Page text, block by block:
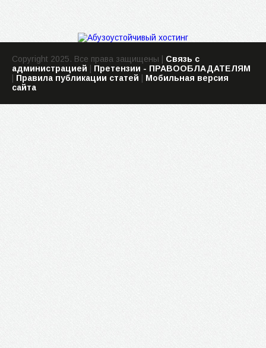
Copyright 2025. Все права защищены | Связь с
администрацией
Претензии - ПРАВООБЛАДАТЕЛЯМ
Правила публикации статей
Мобильная версия
сайта